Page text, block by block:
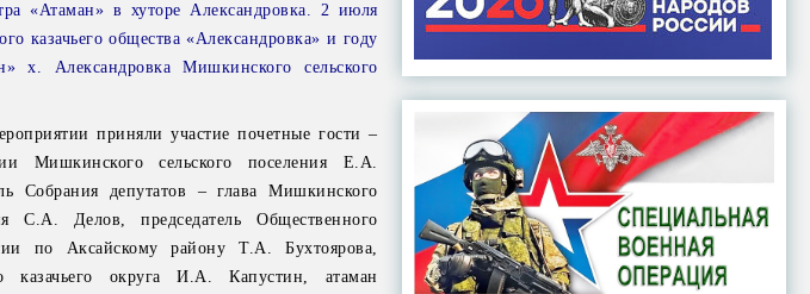
«Атаман» в хуторе Александровка. 2 июля
казачьего общества «Александровка» и году
х. Александровка Мишкинского сельского
приняли участие почетные гости –
Мишкинского сельского поселения Е.А.
Собрания депутатов – глава Мишкинского
С.А. Делов, председатель Общественного
по Аксайскому району Т.А. Бухтоярова,
казачьего округа И.А. Капустин, атаман